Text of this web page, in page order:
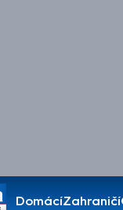
DomácíZahraničí